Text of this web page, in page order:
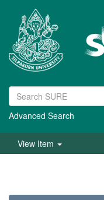
Advanced Search
View Item